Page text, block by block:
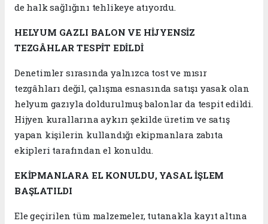
de halk sağlığını tehlikeye atıyordu.
HELYUM GAZLI BALON VE HİJYENSİZ
TEZGÂHLAR TESPİT EDİLDİ
Denetimler sırasında yalnızca tost ve mısır
tezgâhları değil, çalışma esnasında satışı yasak olan
helyum gazıyla doldurulmuş balonlar da tespit edildi.
Hijyen kurallarına aykırı şekilde üretim ve satış
yapan kişilerin kullandığı ekipmanlara zabıta
ekipleri tarafından el konuldu.
EKİPMANLARA EL KONULDU, YASAL İŞLEM
BAŞLATILDI
Ele geçirilen tüm malzemeler, tutanakla kayıt altına